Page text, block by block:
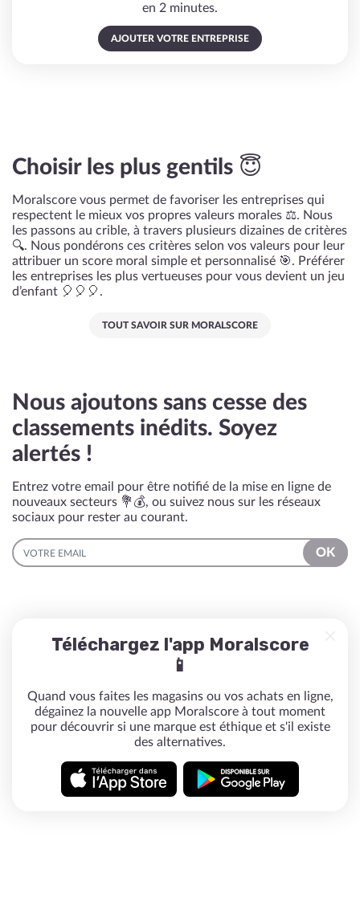
en 2 minutes.
AJOUTER VOTRE ENTREPRISE
Choisir les plus gentils 😇
Moralscore vous permet de favoriser les entreprises qui
respectent le mieux vos propres valeurs morales ⚖️. Nous
les passons au crible, à travers plusieurs dizaines de critères
🔍. Nous pondérons ces critères selon vos valeurs pour leur
attribuer un score moral simple et personnalisé 🎯. Préférer
les entreprises les plus vertueuses pour vous devient un jeu
d’enfant 🎈🎈🎈.
TOUT SAVOIR SUR MORALSCORE
Nous ajoutons sans cesse des
classements inédits. Soyez
alertés !
Entrez votre email pour être notifié de la mise en ligne de
nouveaux secteurs 💐💰, ou suivez nous sur les réseaux
sociaux pour rester au courant.
EMAIL
OK
Téléchargez l'app Moralscore
📱
Quand vous faites les magasins ou vos achats en ligne,
dégainez la nouvelle app Moralscore à tout moment
pour découvrir si une marque est éthique et s'il existe
des alternatives.